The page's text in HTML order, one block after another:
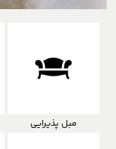
مبل پذیرایی